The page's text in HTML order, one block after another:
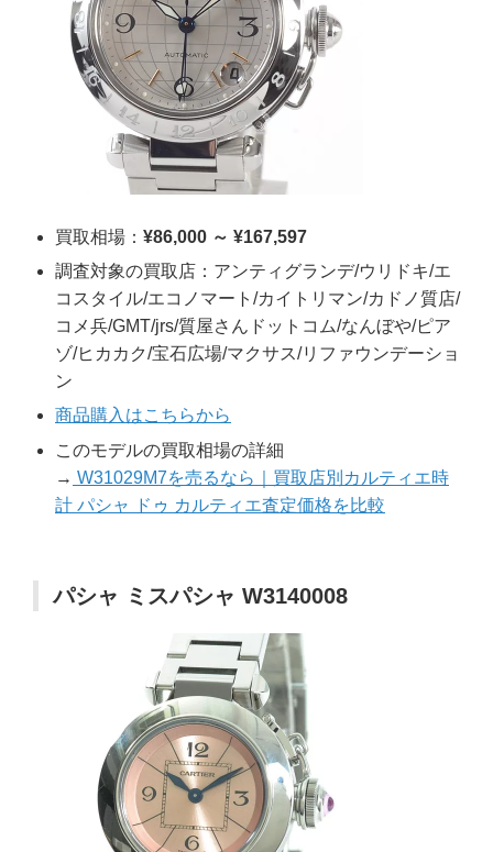
買取相場： ¥86,000 ～ ¥167,597
調査対象の買取店：アンティグランデ/ウリドキ/エ
コスタイル/エコノマート/カイトリマン/カドノ質店/
コメ兵/GMT/jrs/質屋さんドットコム/なんぼや/ピア
ゾ/ヒカカク/宝石広場/マクサス/リファウンデーショ
ン
商品購入はこちらから
このモデルの買取相場の詳細
→ W31029M7を売るなら｜買取店別カルティエ時
計 パシャ ドゥ カルティエ査定価格を比較
パシャ ミスパシャ W3140008